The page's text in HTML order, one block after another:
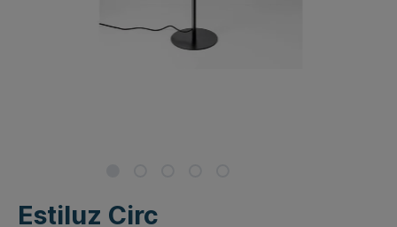
Estiluz Circ